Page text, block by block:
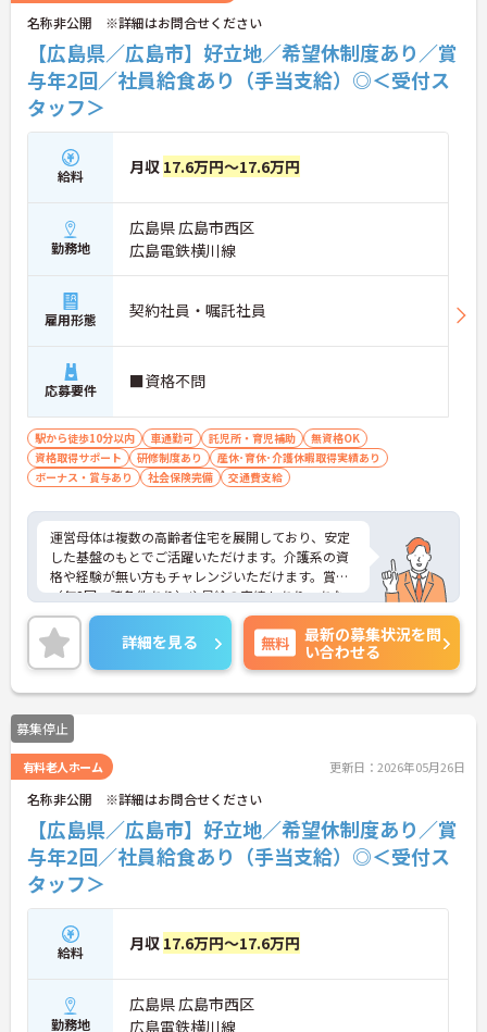
名称非公開 ※詳細はお問合せください
【広島県／広島市】好立地／希望休制度あり／賞
与年2回／社員給食あり（手当支給）◎＜受付ス
タッフ＞
給料 月収 17.6万円～17.6万円
勤務地
広島県 広島市西区
広島電鉄横川線
雇用形態 契約社員・嘱託社員
応募要件 ■資格不問
駅から徒歩10分以内 車通勤可 託児所・育児補助
無資格OK
資格取得サポート
研修制度あり
産休･育休･介護休暇取得実績あり
ボーナス・賞与あり
社会保険完備 交通費支給
運営母体は複数の高齢者住宅を展開しており、安定
した基盤のもとでご活躍いただけます。介護系の資
格や経験が無い方もチャレンジいただけます。賞与
（年2回、諸条件あり）や昇給の実績もあり、あな
たの頑張りがしっかりと評価されます。無料の社員
給食（1日1食）や、育休からの復職をサポートする
育児給付金+（プラス）制度（最大10万円）、資格
取得支援制度（最大10万円補助）など、福利厚生も
充実しています。社内研修やキャリアパス制度も整
っており、スキルアップを目指したい方にも最適で
す。ご興味のある方には、面接対策ポイントなど、
さらに詳細をお話ししますのでお気軽にご相談くだ
さい！
詳細を見る 無料
最新の募集状況を問
い合わせる
募集停止
有料老人ホーム 更新日：2026年05月26日
名称非公開 ※詳細はお問合せください
【広島県／広島市】好立地／希望休制度あり／賞
与年2回／社員給食あり（手当支給）◎＜受付ス
タッフ＞
給料 月収 17.6万円～17.6万円
勤務地
広島県 広島市西区
広島電鉄横川線